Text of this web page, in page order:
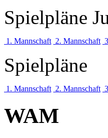
Spielpläne
1. Mannschaft 2. Mannschaft
Spielpläne
1. Mannschaft 2. Mannschaft
WAM